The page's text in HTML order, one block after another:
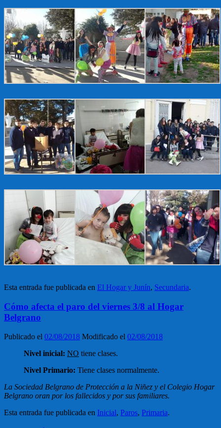
Esta entrada fue publicada en El Hogar y Junín, Secundaria.
Cómo afecta el paro del viernes 3/8 al Hogar
Belgrano
Publicado el 02/08/2018 Modificado el 02/08/2018
Nivel inicial: NO tiene clases.
Nivel Primario: Tiene clases normalmente.
La Sociedad Belgrano de Protección a la Niñez y el Colegio Hogar
Belgrano oran por los fallecidos y por sus familiares.
Esta entrada fue publicada en Inicial, Paros, Primaria.